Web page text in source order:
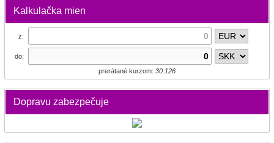
Kalkulačka mien
z:
do:
prerátané kurzom: 30.126
Dopravu zabezpečuje